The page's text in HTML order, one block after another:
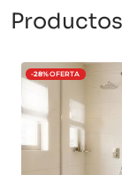
-28%OFERTA